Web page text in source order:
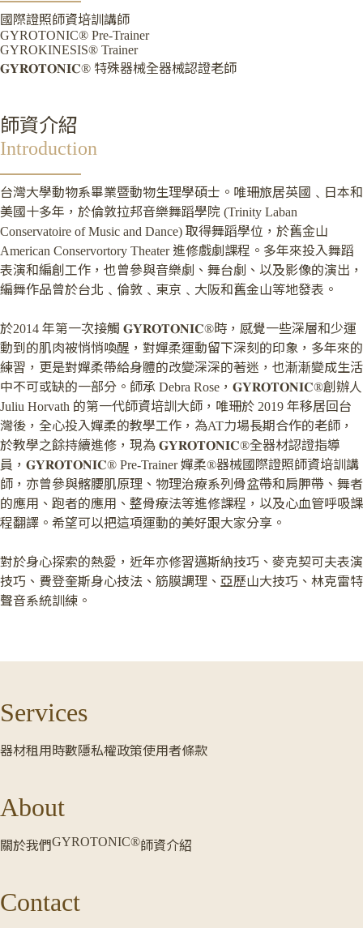
國際證照師資培訓講師
GYROTONIC® Pre-Trainer
GYROKINESIS® Trainer
𝐆𝐘𝐑𝐎𝐓𝐎𝐍𝐈𝐂® 特殊器械全器械認證老師
師資介紹
Introduction
台灣大學動物系畢業暨動物生理學碩士。唯珊旅居英國﹑日本和
美國十多年，於倫敦拉邦音樂舞蹈學院 (Trinity Laban
Conservatoire of Music and Dance) 取得舞蹈學位，於舊⾦山
American Conservortory Theater 進修戲劇課程。多年來投入舞蹈
表演和編創工作，也曾參與音樂劇、舞台劇、以及影像的演出，
編舞作品曾於台北﹑倫敦﹑東京﹑大阪和舊金山等地發表。
於2014 年第一次接觸 𝐆𝐘𝐑𝐎𝐓𝐎𝐍𝐈𝐂®時，感覺一些深層和少運
動到的肌肉被悄悄喚醒，對嬋柔運動留下深刻的印象，多年來的
練習，更是對嬋柔帶給身體的改變深深的著迷，也漸漸變成生活
中不可或缺的一部分。師承 Debra Rose，𝐆𝐘𝐑𝐎𝐓𝐎𝐍𝐈𝐂®創辦人
Juliu Horvath 的第一代師資培訓大師，唯珊於 2019 年移居回台
灣後，全心投入嬋柔的教學工作，為AT力場長期合作的老師，
於教學之餘持續進修，現為 𝐆𝐘𝐑𝐎𝐓𝐎𝐍𝐈𝐂®全器材認證指導
員，𝐆𝐘𝐑𝐎𝐓𝐎𝐍𝐈𝐂® Pre-Trainer 嬋柔®器械國際證照師資培訓講
師，亦曾參與髂腰肌原理、物理治療系列骨盆帶和肩胛帶、舞者
的應用、跑者的應用、整骨療法等進修課程，以及心血管呼吸課
程翻譯。希望可以把這項運動的美好跟大家分享。
對於身心探索的熱愛，近年亦修習邁斯納技巧、麥克契可夫表演
技巧、費登奎斯身心技法、筋膜調理、亞歷山大技巧、林克雷特
聲音系統訓練。
Services
器材租用時數隱私權政策使用者條款
About
關於我們GYROTONIC®師資介紹
Contact